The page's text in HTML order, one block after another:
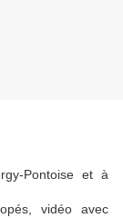
Pontoise et à
vidéo avec